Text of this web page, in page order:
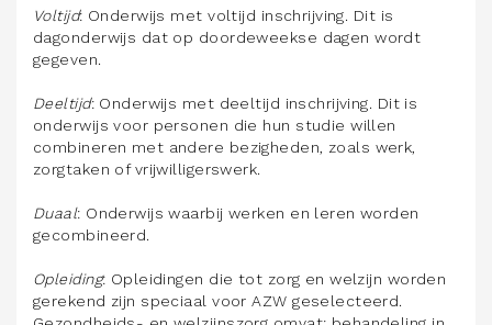
Voltijd: Onderwijs met voltijd inschrijving. Dit is
dagonderwijs dat op doordeweekse dagen wordt
gegeven.
Deeltijd: Onderwijs met deeltijd inschrijving. Dit is
onderwijs voor personen die hun studie willen
combineren met andere bezigheden, zoals werk,
zorgtaken of vrijwilligerswerk.
Duaal: Onderwijs waarbij werken en leren worden
gecombineerd.
Opleiding: Opleidingen die tot zorg en welzijn worden
gerekend zijn speciaal voor AZW geselecteerd.